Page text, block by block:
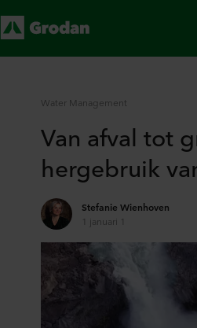
Water Management
Van afval tot
hergebruik
Stefanie Wienhoven
1 januari 1